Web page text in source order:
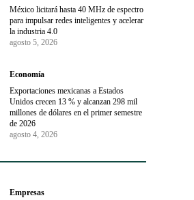
México licitará hasta 40 MHz de espectro
para impulsar redes inteligentes y acelerar
la industria 4.0
agosto 5, 2026
Economía
Exportaciones mexicanas a Estados
Unidos crecen 13 % y alcanzan 298 mil
millones de dólares en el primer semestre
de 2026
agosto 4, 2026
Empresas